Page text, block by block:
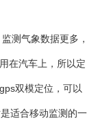
测气象数据更多，
在汽车上，所以定
gps双模定位，可以
适合移动监测的一